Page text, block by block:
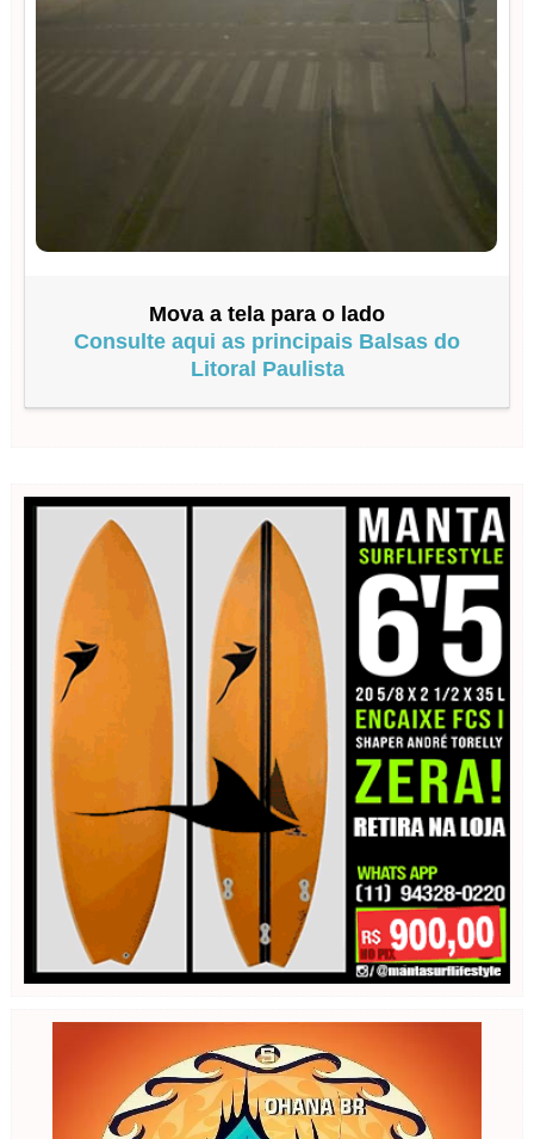
Mova a tela para o lado
Consulte aqui as principais Balsas do
Litoral Paulista